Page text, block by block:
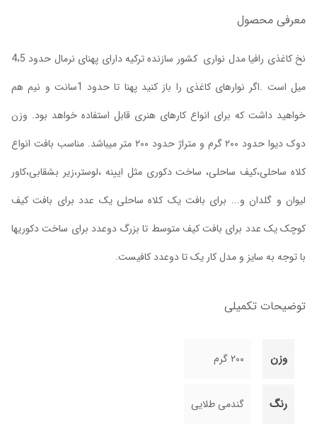
معرفی محصول
نخ کاغذی رافیا مدل نواری کشور سازنده ترکیه دارای پهنای نرمال حدود 4،5
میل است .اگر نوارهای کاغذی را باز کنید پهنا تا حدود 1سانت و نیم هم
خواهید داشت که برای انواع کارهای هنری قابل استفاده خواهد بود. وزن
دوک دیوا حدود ۲۰۰ گرم و متراژ حدود ۲۰۰ متر میباشد. مناسب بافت انواع
کلاه ساحلی،کیف ساحلی، ساخت دکوری مثل ایینه ،لوستر،زیر بشقابی،کاور
لیوان و گلدان و... برای بافت یک کلاه ساحلی یک عدد برای بافت کیف
کوچک یک عدد برای بافت کیف متوسط تا بزرگ دوعدد برای ساخت دکوریها
با توجه به سایز و مدل کار یک تا دوعدد کافیست.
توضیحات تکمیلی
وزن ۲۰۰ گرم
رنگ گندمی طلایی